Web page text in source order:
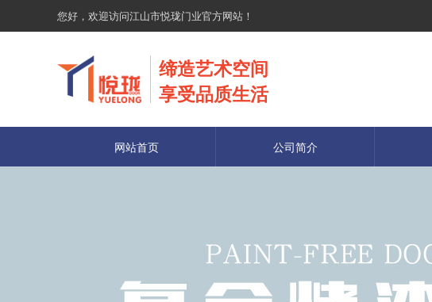
您好，欢迎访问江山市悦珑门业官方网站！
缔造艺术空间
享受品质生活
网站首页 公司简介